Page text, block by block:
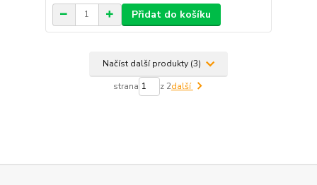
Přidat do košíku
Načíst další produkty (3)
strana z 2další